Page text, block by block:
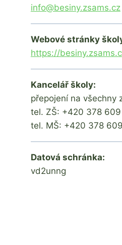
info@besiny.zsams.cz
Webové stránky
https://
Kancelář školy:
přepojení na všechny
tel. ZŠ: +420 378
tel. MŠ: +420 378
Datová schránka:
vd2unng